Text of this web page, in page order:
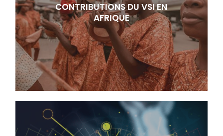
CONTRIBUTIONS DU VSI EN
AFRIQUE